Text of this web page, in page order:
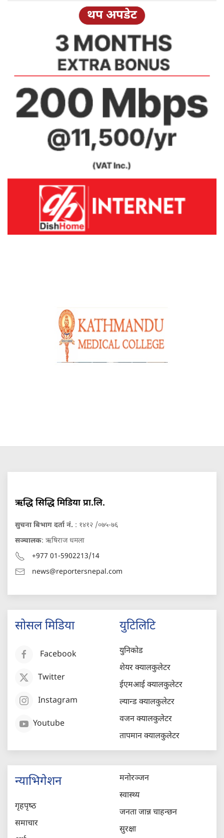
थप अपडेट
ऋद्धि सिद्धि मिडिया प्रा.लि.
सुचना बिभाग दर्ता नं. : १४१२ /०७५-७६
सञ्चालक: ऋषिराज धमला
+977 01-5902213/14
news@reportersnepal.com
सोसल मिडिया
Facebook
Twitter
Instagram
Youtube
युटिलिटि
युनिकोड
शेयर क्यालकुलेटर
ईएमआई क्यालकुलेटर
ल्यान्ड क्यालकुलेटर
वजन क्यालकुलेटर
तापमान क्यालकुलेटर
न्याभिगेशन
गृहपृष्‍ठ
समाचार
मनोरञ्जन
स्वास्थ्य
जनता जान्न चाहन्छन
सुरक्षा